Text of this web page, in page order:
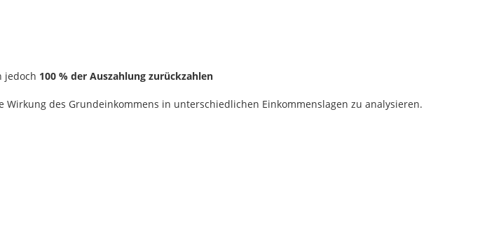
jedoch 100 % der Auszahlung zurückzahlen
des Grundeinkommens in unterschiedlichen Einkommenslagen zu analysieren.